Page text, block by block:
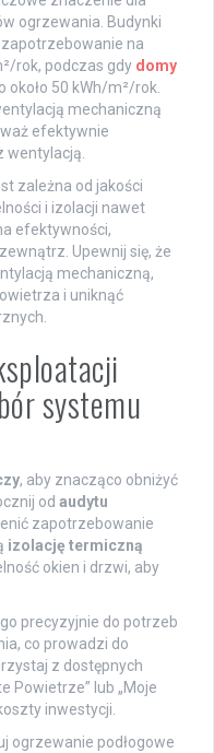
ogrzewania. Budynki
na
rok, podczas gdy domy
około 50 kWh/m²/rok.
mechaniczną
efektywnie
wentylacją.
zależna od jakości
i izolacji nawet
efektywności,
Upewnij się, że
mechaniczną,
i uniknąć
systemu
, aby znacząco obniżyć
od audytu
zapotrzebowanie
izolację termiczną
okien i drzwi, aby
precyzyjnie do potrzeb
co prowadzi do
z dostępnych
Powietrze” lub „Moje
inwestycji.
ogrzewanie podłogowe